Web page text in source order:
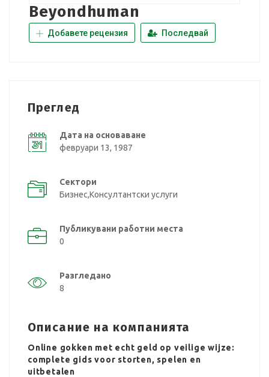
Beyondhuman
Добавете рецензия Последвай
Преглед
Дата на основаване
февруари 13, 1987
Сектори
Бизнес,Консултантски услуги
Публикувани работни места
0
Разгледано
8
Описание на компанията
Online gokken met echt geld op veilige wijze:
complete gids voor storten, spelen en
uitbetalen